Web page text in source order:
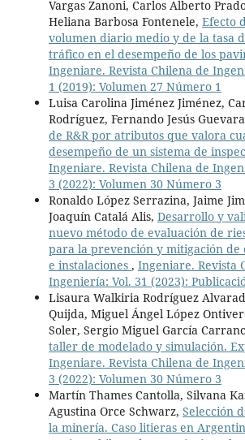
Vargas Zanoni, Carlos Alberto
Heliana Barbosa Fontenele, Efecto
volumen diario medio y de la tasa
tráfico en el desempeño de los
Ingeniare. Revista Chilena de
1 (2019): Volumen 27 Número 1
Luisa Carolina Jiménez Jiménez,
Rodríguez, Fernando Jesús
de R&R por atributos que valora
desempeño de un sistema de
Ingeniare. Revista Chilena de
3 (2022): Volumen 30 Número 3
Ronaldo López Serrazina, Jaime
Joaquín Catalá Alis, Desarrollo y
nuevo método de evaluación de
para la prevención y mitigación de
e instalaciones , Ingeniare. Revista
Ingeniería: Vol. 31 (2023):
Lisaura Walkiria Rodríguez
Quijda, Miguel Ángel López
Soler, Sergio Miguel García
taller de modelado y simulación.
Ingeniare. Revista Chilena de
3 (2022): Volumen 30 Número 3
Martín Thames Cantolla, Silvana
Agustina Orce Schwarz, Selección
la minería. Caso litieras en